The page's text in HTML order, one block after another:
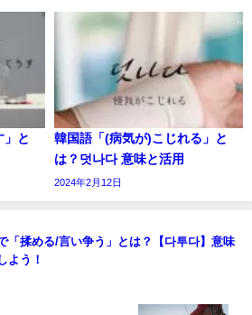
」と
韓国語「(病気が)こじれる」と
は？덧나다 意味と活用
2024年2月12日
「揉める/言い争う」とは？【다투다】意味
よう！